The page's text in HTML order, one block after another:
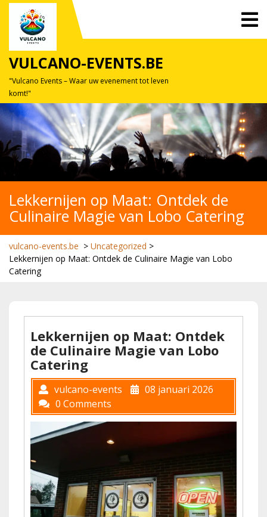
Skip
content
VULCANO-EVENTS.BE
"Vulcano Events – Waar uw evenement tot leven
komt!"
Lekkernijen op Maat: Ontdek de
Culinaire Magie van Lobo Catering
vulcano-events.be > Uncategorized >
Lekkernijen op Maat: Ontdek de Culinaire Magie van Lobo
Catering
Lekkernijen op Maat: Ontdek
de Culinaire Magie van Lobo
Catering
vulcano-events
08 januari 2026
0 Comments